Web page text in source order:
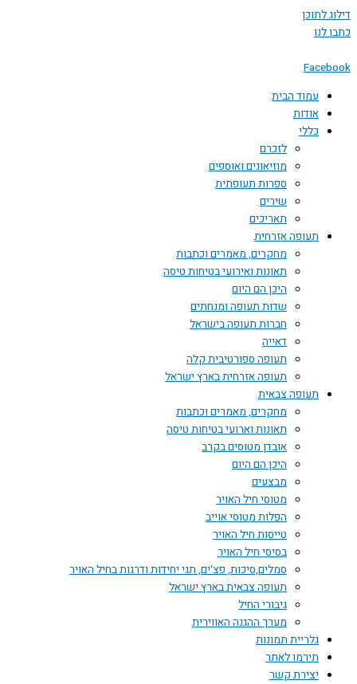
לתוכן
לנו
עמוד הבית
אודות
כללי
לזכרם
מוזיאונים ואוספים
ספרות תעופתית
שירים
תאריכים
תעופה אזרחית
מחקרים, מאמרים וכתבות
תאונות ואירועי בטיחות טיסה
היכן הם היום
שדות תעופה ומנחתים
חברות תעופה בישראל
דאייה
תעופה ספורטיבית קלה
תעופה אזרחית בארץ ישראל
תעופה צבאית
מחקרים, מאמרים וכתבות
תאונות וארועי בטיחות טיסה
אובדן מטוסים בקרב
היכן הם היום
מבצעים
מטוסי חיל האויר
הפלות מטוסי אוייב
טייסות חיל האויר
בסיסי חיל האויר
סמלים,סיכות, פצ'ים, תגי יחידות ודרגות בחיל האויר
תעופה צבאית בארץ ישראל
גיבורי החיל
מערך ההגנה האווירית
גלריית תמונות
תירמו לאתר
יצירת קשר